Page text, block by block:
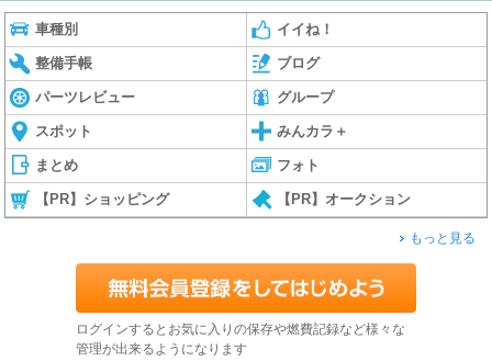
車種別 イイね！
整備手帳 ブログ
パーツレビュー グループ
スポット みんカラ＋
まとめ フォト
【PR】ショッピング 【PR】オークション
もっと見る
ログインするとお気に入りの保存や燃費記録など様々な
管理が出来るようになります